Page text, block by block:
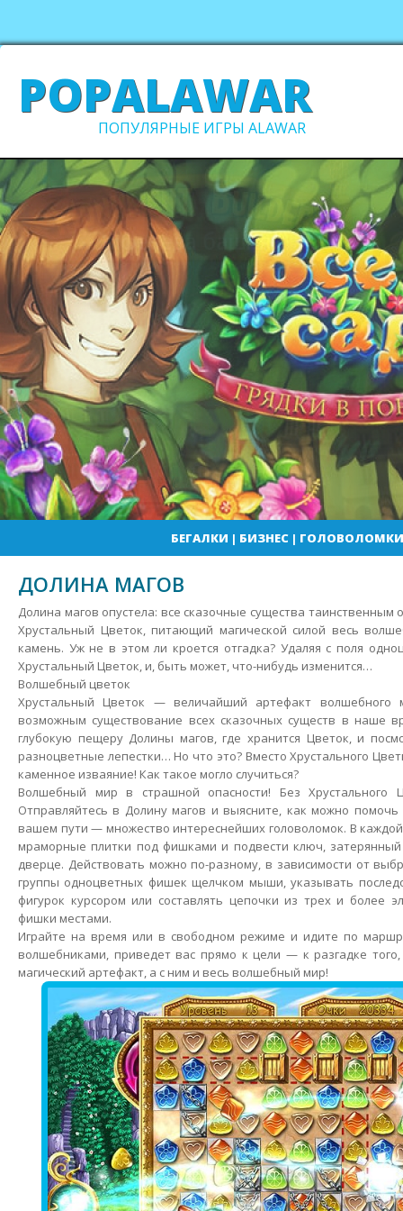
POPALAWAR
ПОПУЛЯРНЫЕ ИГРЫ ALAWAR
БЕГАЛКИ | БИЗНЕС| ГОЛОВОЛОМКИ
ДОЛИНА МАГОВ
Долина магов опустела: все сказочные существа таинственным
Хрустальный Цветок, питающий магической силой весь
камень. Уж не в этом ли кроется отгадка? Удаляя с поля
Хрустальный Цветок, и, быть может, что-нибудь изменится…
Волшебный цветок
Хрустальный Цветок — величайший артефакт
возможным существование всех сказочных существ в наше
глубокую пещеру Долины магов, где хранится Цветок, и
разноцветные лепестки… Но что это? Вместо Хрустального
каменное изваяние! Как такое могло случиться?
Волшебный мир в страшной опасности! Без Хрустального
Отправляйтесь в Долину магов и выясните, как можно
вашем пути — множество интереснейших головоломок. В
мраморные плитки под фишками и подвести ключ,
дверце. Действовать можно по-разному, в зависимости от
группы одноцветных фишек щелчком мыши, указывать
фигурок курсором или составлять цепочки из трех и более
фишки местами.
Играйте на время или в свободном режиме и идите по
волшебниками, приведет вас прямо к цели — к разгадке
магический артефакт, а с ним и весь волшебный мир!